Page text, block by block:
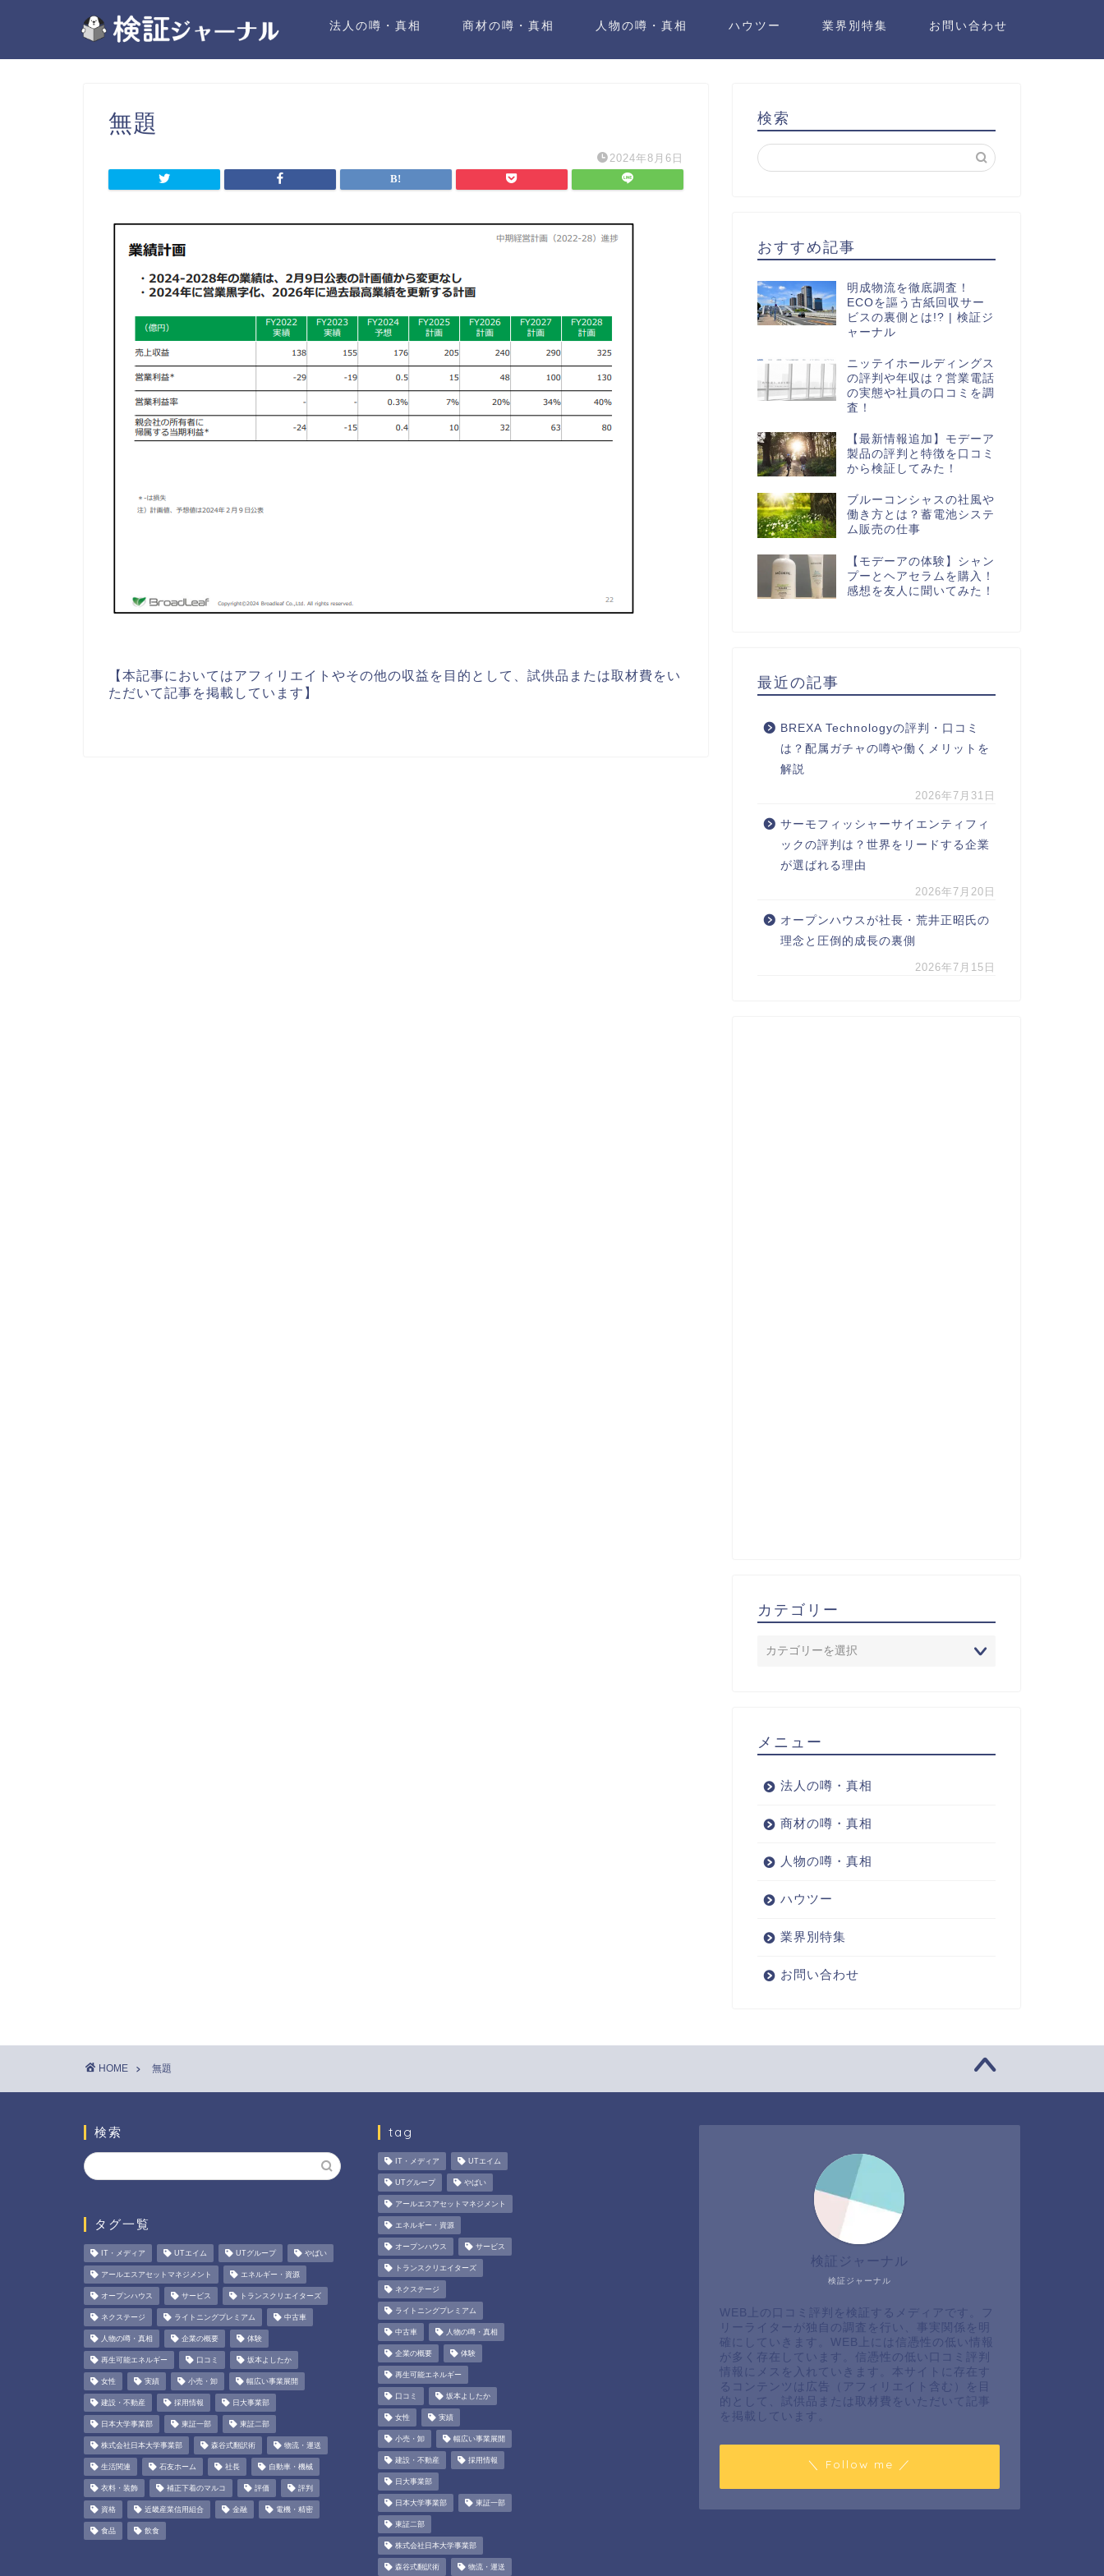
法人の噂・真相 商材の噂・真相 人物の噂・真相 ハウツー 業界別特集 お問い合わせ
無題
2024年8月6日
【本記事においてはアフィリエイトやその他の収益を目的として、試供品または取材費をい
ただいて記事を掲載しています】
検索
おすすめ記事
明成物流を徹底調査！
ECOを謳う古紙回収サー
ビスの裏側とは!? | 検証ジ
ャーナル
ニッテイホールディングス
の評判や年収は？営業電話
の実態や社員の口コミを調
査！
【最新情報追加】モデーア
製品の評判と特徴を口コミ
から検証してみた！
ブルーコンシャスの社風や
働き方とは？蓄電池システ
ム販売の仕事
【モデーアの体験】シャン
プーとヘアセラムを購入！
感想を友人に聞いてみた！
最近の記事
BREXA Technologyの評判・口コミ
は？配属ガチャの噂や働くメリットを
解説
2026年7月31日
サーモフィッシャーサイエンティフィ
ックの評判は？世界をリードする企業
が選ばれる理由
2026年7月20日
オープンハウスが社長・荒井正昭氏の
理念と圧倒的成長の裏側
2026年7月15日
カテゴリー
メニュー
法人の噂・真相
商材の噂・真相
人物の噂・真相
ハウツー
業界別特集
お問い合わせ
HOME 無題
検索
タグ一覧
IT・メディア UTエイム UTグループ やばい
アールエスアセットマネジメント エネルギー・資源
オープンハウス サービス トランスクリエイターズ
ネクステージ ライトニングプレミアム 中古車
人物の噂・真相 企業の概要 体験
再生可能エネルギー 口コミ 坂本よしたか
女性 実績 小売・卸 幅広い事業展開
建設・不動産 採用情報 日大事業部
日本大学事業部 東証一部 東証二部
株式会社日本大学事業部 森谷式翻訳術 物流・運送
生活関連 石友ホーム 社長 自動車・機械
衣料・装飾 補正下着のマルコ 評価 評判
資格 近畿産業信用組合 金融 電機・精密
食品 飲食
tag
IT・メディア UTエイム
UTグループ やばい
アールエスアセットマネジメント
エネルギー・資源
オープンハウス サービス
トランスクリエイターズ
ネクステージ
ライトニングプレミアム
中古車 人物の噂・真相
企業の概要 体験
再生可能エネルギー
口コミ 坂本よしたか
女性 実績
小売・卸 幅広い事業展開
建設・不動産 採用情報
日大事業部
日本大学事業部 東証一部
東証二部
株式会社日本大学事業部
森谷式翻訳術 物流・運送
検証ジャーナル
検証ジャーナル
WEB上の口コミ評判を検証するメディアです。フ
リーライターが独自の調査を行い、事実関係を明
確にしていきます。WEB上には信憑性の低い情報
が多く存在しています。信憑性の低い口コミ評判
情報にメスを入れていきます。本サイトに存在す
るコンテンツは広告（アフィリエイト含む）を目
的として、試供品または取材費をいただいて記事
を掲載しています。
＼ Follow me ／